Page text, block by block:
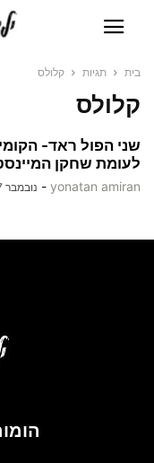
בית תגיות קלולס
קלולס
שני הפול ראד-
לעומת שחקן
yonatan amiran
- נובמבר 27, 2019